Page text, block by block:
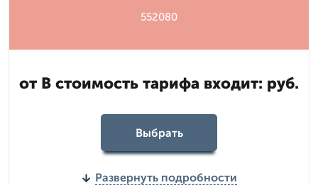
552080
от В стоимость тарифа входит: руб.
Выбрать
Развернуть подробности